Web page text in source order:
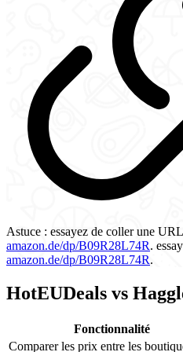
Astuce : essayez de coller une
amazon.de/dp/B09R28L74R.
amazon.de/dp/B09R28L74R.
HotEUDeals vs
Fonctionnalité
Comparer les prix entre les